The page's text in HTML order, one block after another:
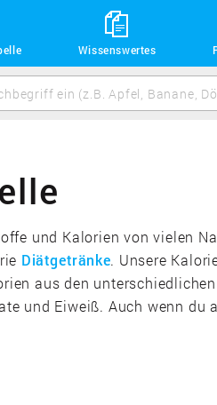
Wissenswertes
und Kalorien von vielen
Diätgetränke. Unsere
aus den
und Eiweiß. Auch wenn